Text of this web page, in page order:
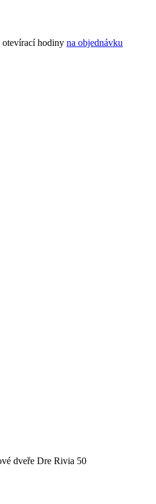
hodiny na objednávku
dveře Dre Rivia 50